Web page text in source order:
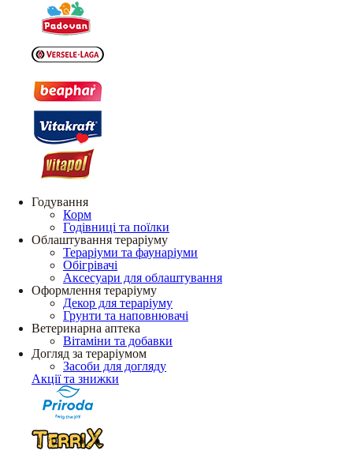
Годування
Корм
Годівниці та поїлки
Облаштування тераріуму
Тераріуми та фаунаріуми
Обігрівачі
Аксесуари для облаштування
Оформлення тераріуму
Декор для тераріуму
Грунти та наповнювачі
Ветеринарна аптека
Вітаміни та добавки
Догляд за тераріумом
Засоби для догляду
Акції та знижки